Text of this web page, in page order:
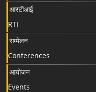
आरटीआई
RTI
सम्मेलन
Conferences
आयोजन
Events